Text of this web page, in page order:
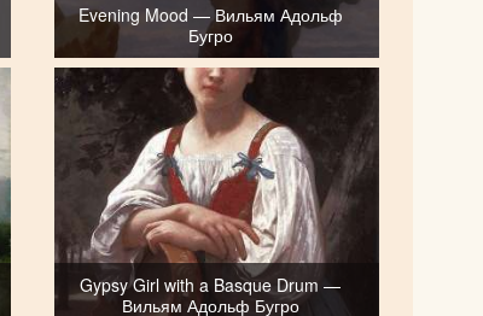
Evening Mood — Вильям Адольф
Бугро
Gypsy Girl with a Basque Drum —
Вильям Адольф Бугро